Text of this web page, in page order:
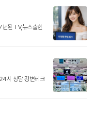
년된 TV,뉴스출현
시 상담 강변테크